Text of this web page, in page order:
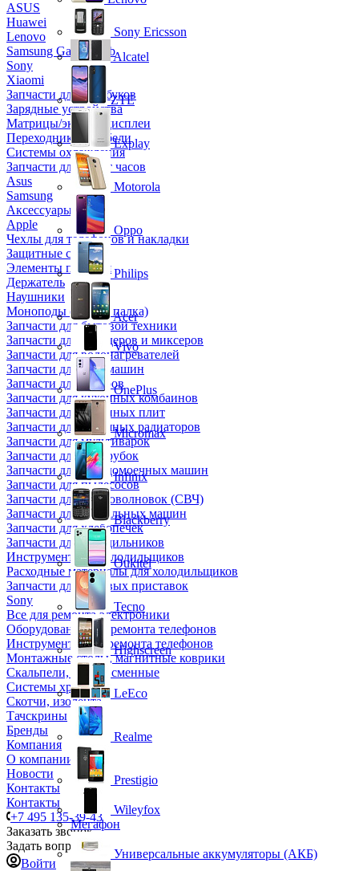
ASUS
Huawei
Lenovo
Samsung Galaxy Tab
Sony
Xiaomi
Запчасти для ноутбуков
Зарядные устройства
Матрицы/экраны/дисплеи
Переходники и кабели
Системы охлаждения
Запчасти для смарт часов
Asus
Samsung
Аксессуары
Apple
Чехлы для телефонов и накладки
Защитные стекла
Элементы питания
Держатель
Наушники
Моноподы (Селфи палка)
Запчасти для бытовой техники
Запчасти для блендеров и миксеров
Запчасти для водонагревателей
Запчасти для кофемашин
Запчасти для кулеров
Запчасти для кухонных комбаинов
Запчасти для кухонных плит
Запчасти для масляных радиаторов
Запчасти для мультиварок
Запчасти для мясорубок
Запчасти для посудомоечных машин
Запчасти для пылесосов
Запчасти для микроволновок (СВЧ)
Запчасти для стиральных машин
Запчасти для хлебопечек
Запчасти для холодильников
Инструмент для холодильщиков
Расходные материалы для холодильщиков
Запчасти для игровых приставок
Sony
Все для ремонта электроники
Оборудование для ремонта телефонов
Инструменты для ремонта телефонов
Монтажные столы, магнитные коврики
Скальпели, лезвия сменные
Системы хранения
Скотчи, изолента
Тачскрины
Бренды
Компания
О компании
Новости
Контакты
Контакты
+7 495 135-39-43
Заказать звонок
Задать вопрос
Войти
Sony Ericsson
Alcatel
ZTE
Explay
Motorola
Oppo
Philips
Acer
Vivo
OnePlus
Micromax
Infinix
Blackberry
Oukitel
Tecno
Highscreen
LeEco
Realme
Prestigio
Wileyfox
Мегафон
Универсальные аккумуляторы (АКБ)